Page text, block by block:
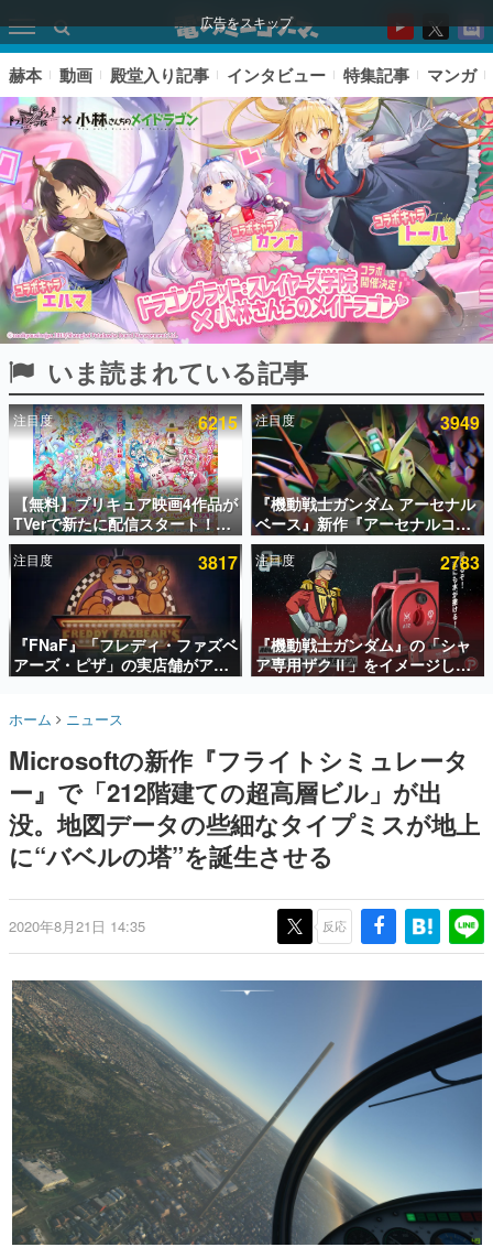
広告をスキップ
ピックアップ
電ファミのいま読まれている記事ランキング
アプリセール情報
インタビュー
連載・特集一覧
殿堂入り記事
SNS拡散数が数千以上！ ページビュー数万以上！ などな
ど。多くの人々に読まれた、電ファミ渾身の“殿堂入り”記
事をまとめました。
名作ゲームクリエイターの方々に製作時のエピソードをお
きます。
赫本
この物語を解いてはいけない。『赫本』は、〈試験問題〉
の形をした短編ホラー小説集です。
これからのデジタルゲーム市場を担う若きクリエイター達
の姿を追い、彼らのルーツと情熱を探っていきます。
ゲームに多大な影響を受けた作家さんに取材し、ゲームが
日本のコンテンツ産業やカルチャーに与えた影響を探る企
画です。
日本モバイルゲーム産業史
日本のモバイルゲーム史における主要なトピック・タイト
ルを網羅するほか、開発者へのインタビューや識者による
解説を掲載。約20年の歴史が一望できる決定版！
若ゲのいたり〜ゲームクリエイターの青春〜
『うつヌケ』『ペンと箸』等で知られるマンガ家・田中圭
一先生によるゲーム業界レポートマンガです。
なんでゲームは面白い？
赫本 動画 殿堂入り記事 インタビュー 特集記事 マンガ
いま読まれている記事
注目度 6215
【無料】プリキュア映画4作品が
TVerで新たに配信スタート！な
んと2018年～2024年の映画ほぼ
すべてが見放題に、ぶっちゃけ
ありえないラインナップ
注目度 3949
『機動戦士ガンダム アーセナル
ベース』新作『アーセナルコマ
ンダー』発表！8月28日からオ
ープンベータテスト開催、2027
年2月下旬に稼働予定
注目度 3817
『FNaF』「フレディ・ファズベ
アーズ・ピザ」の実店舗がアメ
リカの商業施設「American
ScottGamesとの共同開発、食
事だけでなくステージショーや
没入型のホラー体験も楽しめる
注目度 2783
『機動戦士ガンダム』の「シャ
ア専用ザクⅡ」をイメージした
散水ホースリールが予約開始。
ホーム ニュース
Microsoftの新作『フライトシミュレータ
ー』で「212階建ての超高層ビル」が出
没。地図データの些細なタイプミスが地上
に“バベルの塔”を誕生させる
2020年8月21日 14:35 反応